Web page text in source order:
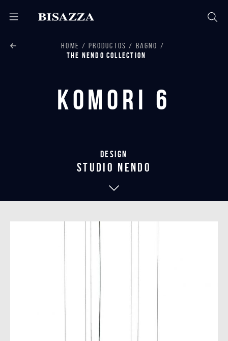
HOME PRODUCTOS
BAGNO
THE NENDO COLLECTION
Komori 6
Design
studio nendo